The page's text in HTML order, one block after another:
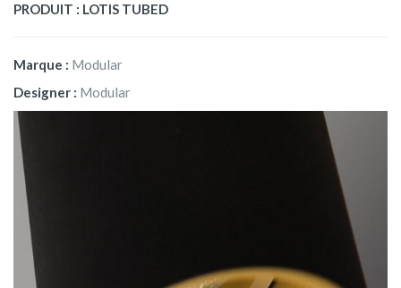
PRODUIT : LOTIS TUBED
Marque : Modular
Designer : Modular